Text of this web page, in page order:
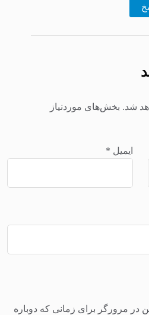
شد. بخش‌های موردنیاز
ایمیل *
در مرورگر برای زمانی که دوباره